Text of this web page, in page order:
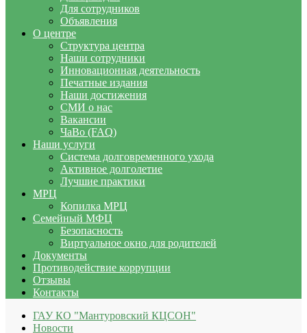
Для сотрудников
Объявления
О центре
Структура центра
Наши сотрудники
Инновационная деятельность
Печатные издания
Наши достижения
СМИ о нас
Вакансии
ЧаВо (FAQ)
Наши услуги
Система долговременного ухода
Активное долголетие
Лучшие практики
МРЦ
Копилка МРЦ
Семейный МФЦ
Безопасность
Виртуальное окно для родителей
Документы
Противодействие коррупции
Отзывы
Контакты
ГАУ КО "Мантуровский КЦСОН"
Новости